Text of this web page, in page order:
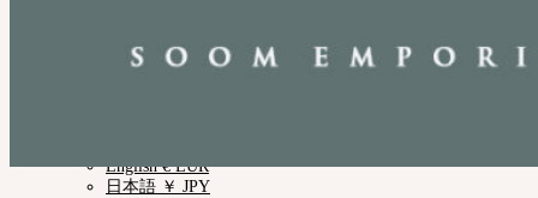
日本語 ￥ JPY
English € EUR
日本語 ￥ JPY